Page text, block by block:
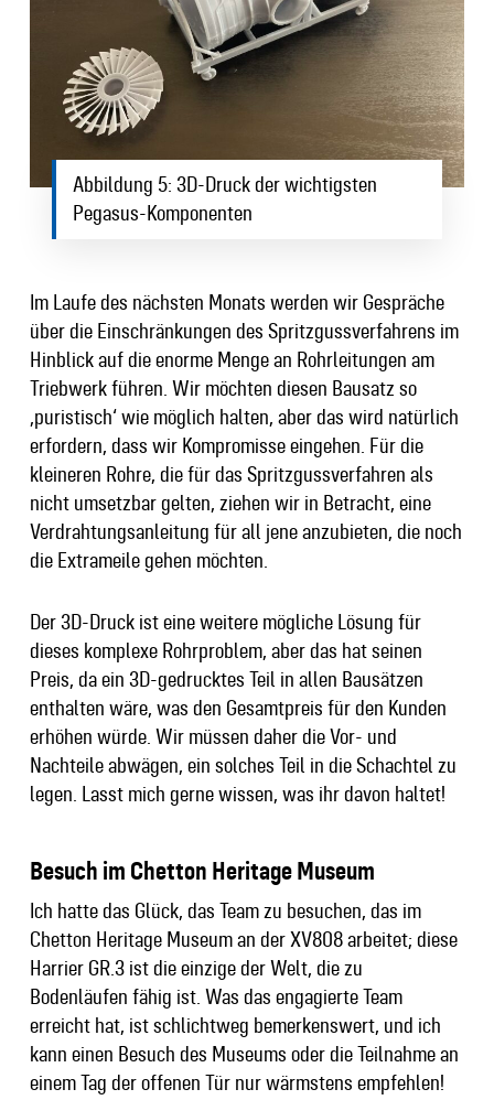
Abbildung 5: 3D-Druck der wichtigsten
Pegasus-Komponenten
Im Laufe des nächsten Monats werden wir Gespräche
über die Einschränkungen des Spritzgussverfahrens im
Hinblick auf die enorme Menge an Rohrleitungen am
Triebwerk führen. Wir möchten diesen Bausatz so
‚puristisch‘ wie möglich halten, aber das wird natürlich
erfordern, dass wir Kompromisse eingehen. Für die
kleineren Rohre, die für das Spritzgussverfahren als
nicht umsetzbar gelten, ziehen wir in Betracht, eine
Verdrahtungsanleitung für all jene anzubieten, die noch
die Extrameile gehen möchten.
Der 3D-Druck ist eine weitere mögliche Lösung für
dieses komplexe Rohrproblem, aber das hat seinen
Preis, da ein 3D-gedrucktes Teil in allen Bausätzen
enthalten wäre, was den Gesamtpreis für den Kunden
erhöhen würde. Wir müssen daher die Vor- und
Nachteile abwägen, ein solches Teil in die Schachtel zu
legen. Lasst mich gerne wissen, was ihr davon haltet!
Besuch im Chetton Heritage Museum
Ich hatte das Glück, das Team zu besuchen, das im
Chetton Heritage Museum an der XV808 arbeitet; diese
Harrier GR.3 ist die einzige der Welt, die zu
Bodenläufen fähig ist. Was das engagierte Team
erreicht hat, ist schlichtweg bemerkenswert, und ich
kann einen Besuch des Museums oder die Teilnahme an
einem Tag der offenen Tür nur wärmstens empfehlen!